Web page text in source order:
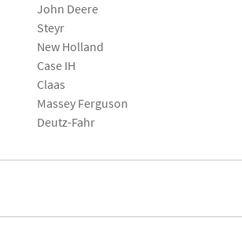
John Deere
Steyr
New Holland
Case IH
Claas
Massey Ferguson
Deutz-Fahr